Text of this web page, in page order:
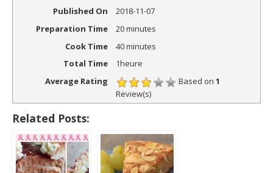
Published On
2018-11-07
Preparation Time
20 minutes
Cook Time
40 minutes
Total Time
1heure
Average Rating
Based on 1
Review(s)
Related Posts: